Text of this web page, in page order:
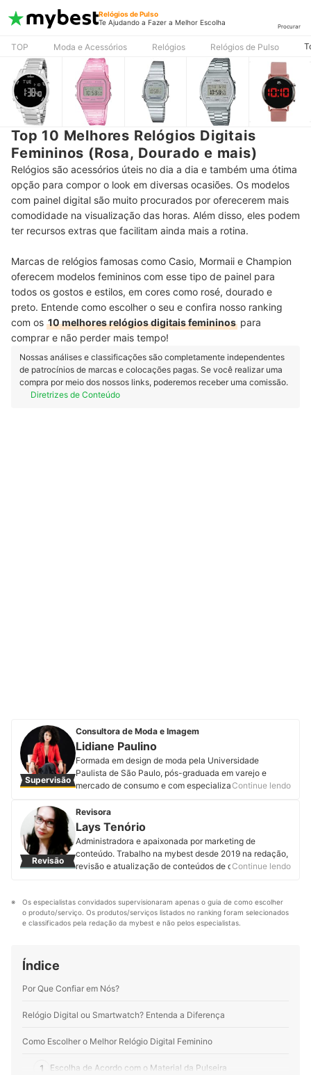
Relógios de Pulso
Te Ajudando a Fazer a Melhor Escolha
Procurar
TOP Moda e Acessórios Relógios Relógios de Pulso
Top 10 Melhores Relógios Digitais
Femininos (Rosa, Dourado e mais)
Relógios são acessórios úteis no dia a dia e também uma ótima
opção para compor o look em diversas ocasiões. Os modelos
com painel digital são muito procurados por oferecerem mais
comodidade na visualização das horas. Além disso, eles podem
ter recursos extras que facilitam ainda mais a rotina.
Marcas de relógios famosas como Casio, Mormaii e Champion
oferecem modelos femininos com esse tipo de painel para
todos os gostos e estilos, em cores como rosé, dourado e
preto. Entende como escolher o seu e confira nosso ranking
com os 10 melhores relógios digitais femininos para
comprar e não perder mais tempo!
Nossas análises e classificações são completamente independentes
de patrocínios de marcas e colocações pagas. Se você realizar uma
compra por meio dos nossos links, poderemos receber uma comissão.
Diretrizes de Conteúdo
Supervisão
Consultora de Moda e Imagem
Lidiane Paulino
Formada em design de moda pela Universidade
Paulista de São Paulo, pós-graduada em varejo e
mercado de consumo e com especialização em
Lidiane Paulino já tem mais de 15 anos de experiência.
Em sua trajetória profissional atuou no setor têxtil,
confecção e desenvolvimento de produto, onde foi
responsável pelo desenvolvimento de diversas
coleções. Atualmente ministra cursos para formação de
novos consultores de imagem, com alunas no Brasil e
área, palestras e workshops. Conheça mais sobre
Lidiane no Instagram, Facebook e em seu site.
Perfil de Lidiane Paulino
Continue lendo
Revisão
Revisora
Lays Tenório
Administradora e apaixonada por marketing de
conteúdo. Trabalho na mybest desde 2019 na redação,
revisão e atualização de conteúdos de diversas
decisões de compra e encontrar os melhores produtos.
Perfil de Lays Tenório
Continue lendo
Os especialistas convidados supervisionaram apenas o guia de como escolher
o produto/serviço. Os produtos/serviços listados no ranking foram selecionados
e classificados pela redação da mybest e não pelos especialistas.
Índice
Por Que Confiar em Nós?
Relógio Digital ou Smartwatch? Entenda a Diferença
Como Escolher o Melhor Relógio Digital Feminino
1 Escolha de Acordo com o Material da Pulseira